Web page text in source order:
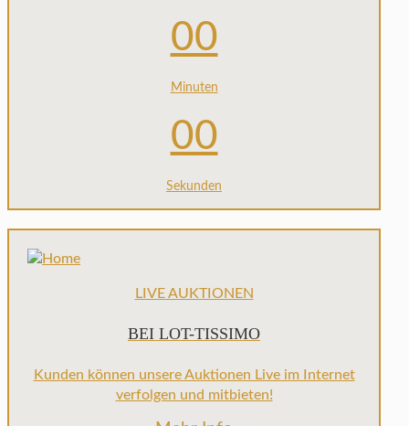
00
Minuten
00
Sekunden
LIVE AUKTIONEN
BEI LOT-TISSIMO
Kunden können unsere Auktionen Live im Internet
verfolgen und mitbieten!